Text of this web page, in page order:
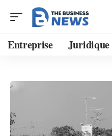
Entreprise Juridique